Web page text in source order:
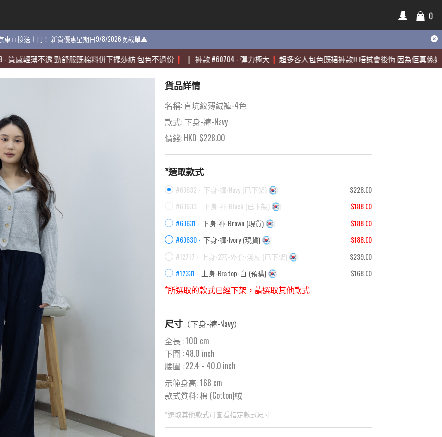
0
東直接送上門！ 新貨優惠星期日9/8/2026晚截單⚠️
薄不透 勁舒服既棉料併下擺莎紡 包色不過份❗️ | 褲款 # 60704-彈力極大❗️超多客人包色既裙褲款‼️ 唔試會後悔 因為佢真係好靚🫶🏻
0
東直接送上門！ 新貨優惠星期日9/8/2026晚截單⚠️
薄不透 勁舒服既棉料併下擺莎紡 包色不過份❗️ | 褲款 # 60704-彈力極大❗️超多客人包色既裙褲款‼️ 唔試會後悔 因為佢真係好靚🫶🏻
貨品詳情
名稱: 直坑紋薄絨褲-4色
款式: 下身-褲-Navy
價錢: HKD $228.00
*選取款式
#60632 - 下身-褲-Navy (已下架)
$228.00
#60633 - 下身-褲-Black (已下架)
$188.00
#60631 - 下身-褲-Brown (現貨)
$188.00
#60630 - 下身-褲-Ivory (現貨)
$188.00
#12717 - 上身-2著-外套-淺灰 (已下架)
$239.00
#12331 - 上身-Bra top-白 (預購) $168.00
*所選取的款式已經下架，請選取其他款式
尺寸 （下身-褲-Navy）
全長 :100 cm
下圍 : 48.0 inch
腰圍 : 22.4 - 40.0 inch
示範身高: 168 cm
款式質料:棉 (Cotton)絨
*選取其他款式可查看指定款式尺寸